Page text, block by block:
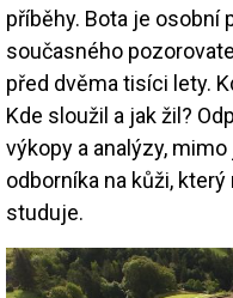
příběhy. Bota je osobní
současného
před dvěma tisíci lety.
Kde sloužil a jak žil?
výkopy a analýzy,
odborníka na kůži,
studuje.
Image